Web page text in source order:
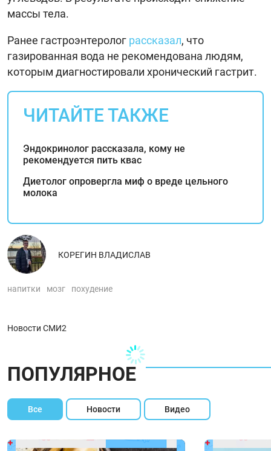
массы тела.
Ранее гастроэнтеролог рассказал, что
газированная вода не рекомендована людям,
которым диагностировали хронический гастрит.
ЧИТАЙТЕ ТАКЖЕ
Эндокринолог рассказала, кому не
рекомендуется пить квас
Диетолог опровергла миф о вреде цельного
молока
КОРЕГИН ВЛАДИСЛАВ
напитки мозг похудение
Новости СМИ2
ПОПУЛЯРНОЕ
Все Новости Видео